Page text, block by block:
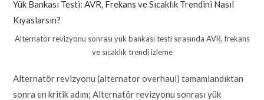
Alternatör revizyonu sonrası yük bankası testi sırasında AVR, frekans
ve sıcaklık trendi izleme
Alternatör revizyonu (alternator overhaul) tamamlandıktan
sonra en kritik adım; Alternatör revizyonu sonrası yük